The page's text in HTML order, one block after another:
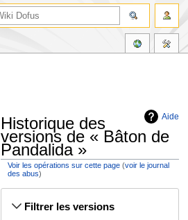
Aide
Historique des
versions de « Bâton de
Pandalida »
Voir les opérations sur cette page (voir le journal
des abus)
Filtrer les versions